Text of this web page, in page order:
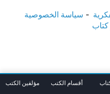
سياسة الخصوصية
أقسام الكتب مؤلفين الكتب